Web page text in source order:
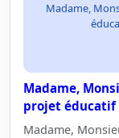
Madame,
Madame,
projet éducatif
Madame,